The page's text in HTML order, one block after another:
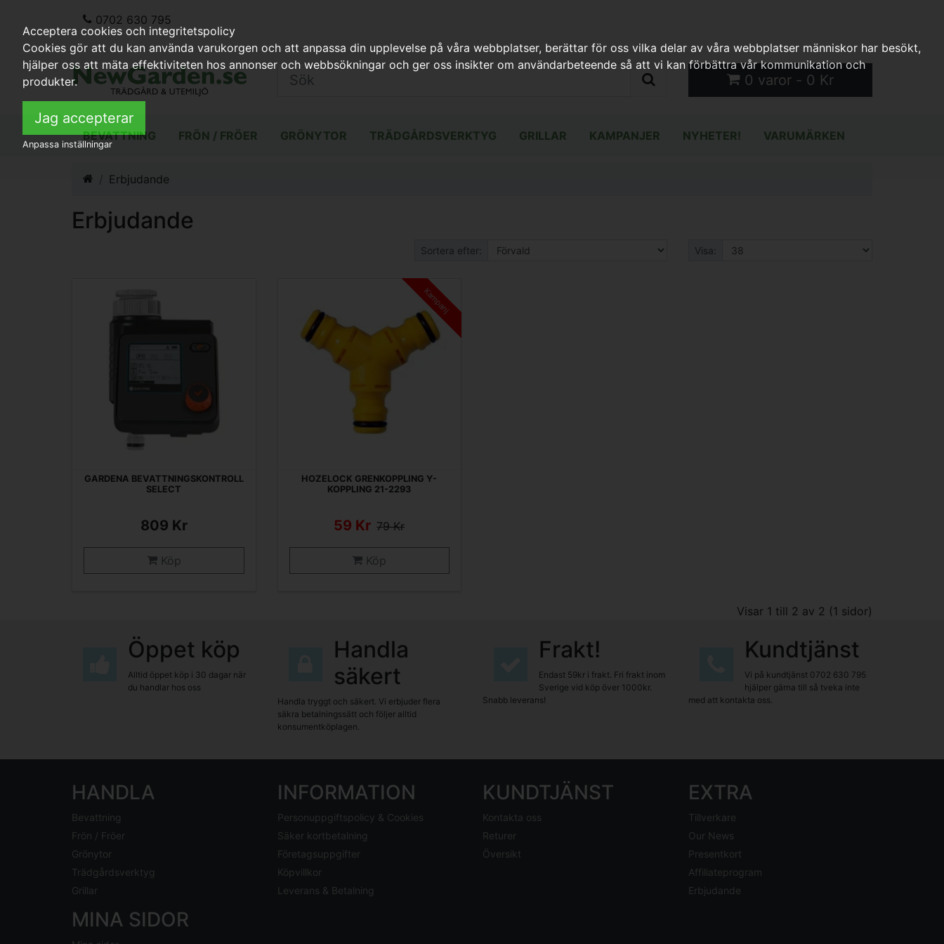
0702 630 795
0 varor - 0 Kr
BEVATTNING FRÖN / FRÖER GRÖNYTOR TRÄDGÅRDSVERKTYG GRILLAR KAMPANJER NYHETER! VARUMÄRKEN
Erbjudande
Erbjudande
Sortera efter: Visa:
GARDENA BEVATTNINGSKONTROLL
SELECT
809 Kr
Köp
Kampanj
HOZELOCK GRENKOPPLING Y-
KOPPLING 21-2293
59 Kr 79 Kr
Köp
Visar 1 till 2 av 2 (1 sidor)
Öppet köp
Alltid öppet köp i 30 dagar när
du handlar hos oss
Handla
säkert
Handla tryggt och säkert. Vi erbjuder flera
säkra betalningssätt och följer alltid
konsumentköplagen.
Frakt!
Endast 59kr i frakt. Fri frakt inom
Sverige vid köp över 1000kr.
Snabb leverans!
Kundtjänst
Vi på kundtjänst 0702 630 795
hjälper gärna till så tveka inte
med att kontakta oss.
HANDLA
Bevattning
Frön / Fröer
Grönytor
Trädgårdsverktyg
Grillar
INFORMATION
Personuppgiftspolicy & Cookies
Säker kortbetalning
Företagsuppgifter
Köpvillkor
Leverans & Betalning
KUNDTJÄNST
Kontakta oss
Returer
Översikt
EXTRA
Tillverkare
Our News
Presentkort
Affiliateprogram
Erbjudande
MINA SIDOR
Acceptera cookies och integritetspolicy
Cookies gör att du kan använda varukorgen och att anpassa din upplevelse på våra webbplatser, berättar för oss vilka delar av våra webbplatser människor har besökt,
hjälper oss att mäta effektiviteten hos annonser och webbsökningar och ger oss insikter om användarbeteende så att vi kan förbättra vår kommunikation och
produkter.
Jag accepterar
Anpassa inställningar